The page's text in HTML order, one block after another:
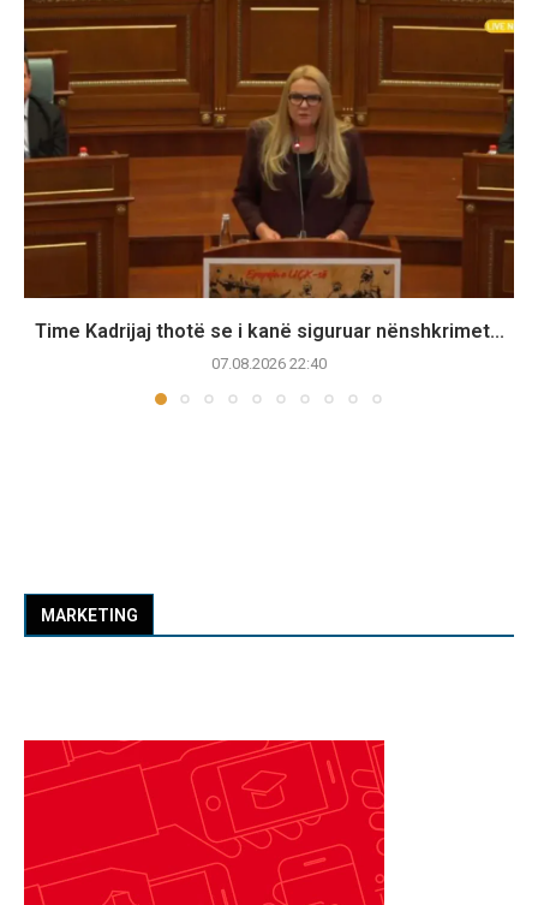
Time Kadrijaj thotë se i kanë siguruar nënshkrimet...
07.08.2026 22:40
MARKETING